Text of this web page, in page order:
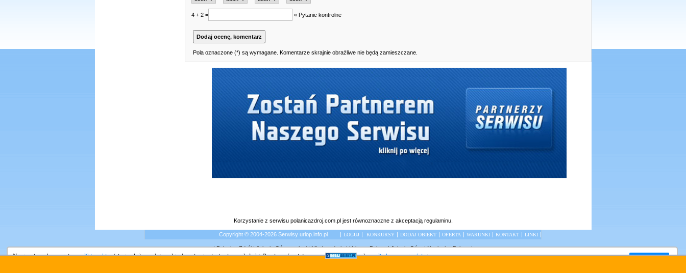
4 + 2 = « Pytanie kontrolne
Pola oznaczone (*) są wymagane. Komentarze skrajnie obraźliwe nie będą zamieszczane.
Korzystanie z serwisu polanicazdroj.com.pl jest równoznaczne z akceptacją regulaminu.
Copyright © 2004-2026 Serwisy urlop.info.pl | LOGUJ | KONKURSY | DODAJ OBIEKT | OFERTA | WARUNKI | KONTAKT | LINKI |
|Polanica Zdrój|Jelenia Góra noclegi|Międzyzdroje|Urlop w Polsce|Jelenia Góra|Noclegi w Polsce|
Na stronie wykorzystujemypliki cookies(ciasteczka), zgodnie z aktualnymi ustawieniami przeglądarki. Prosimy również o zapoznanie się z aktualnąpolityką prywatnościstrony.